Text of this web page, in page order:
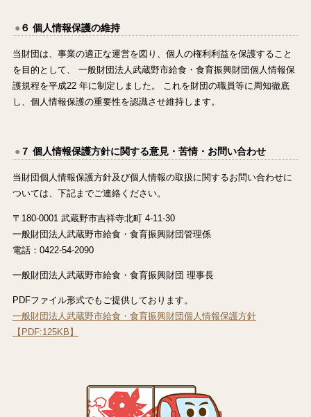
６ 個人情報保護の維持
当財団は、事業の適正な運営を図り、個人の権利利益を保護すること
を目的として、 一般財団法人武蔵野市給食・食育振興財団個人情報保
護規程を平成22 年に制定しました。 これを財団の職員等に周知徹底
し、個人情報保護の重要性を認識させ維持します。
７ 個人情報保護方針に関する意見・苦情・お問い合わせ
当財団個人情報保護方針及び個人情報の取扱に関するお問い合わせに
ついては、下記までご連絡ください。
〒180-0001 武蔵野市吉祥寺北町 4-11-30
一般財団法人武蔵野市給食・食育振興財団管理係
電話：0422-54-2090
一般財団法人武蔵野市給食・食育振興財団 理事長
PDFファイル形式でもご提供しております。
一般財団法人武蔵野市給食・食育振興財団個人情報保護方針
【PDF:125KB】